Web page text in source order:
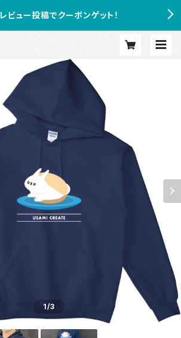
レビュー投稿でクーポンゲット！
1/3